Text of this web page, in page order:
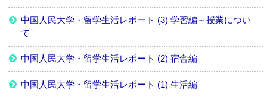
中国人民大学・留学生活レポート (3) 学習編～授業につい
て
中国人民大学・留学生活レポート (2) 宿舎編
中国人民大学・留学生活レポート (1) 生活編